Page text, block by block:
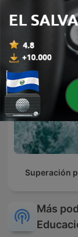
Icelandic
Superación
Más